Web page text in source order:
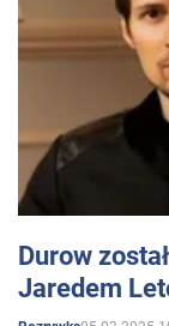
Durow
Jaredem